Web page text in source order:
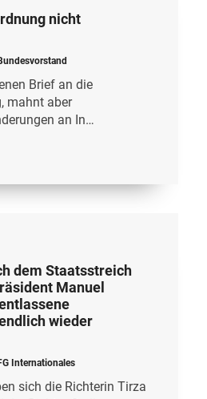
nicht
Brief an die
mahnt aber
an In…
dem Staatsstreich
Manuel
wieder
Internationales
sich die Richterin Tirza